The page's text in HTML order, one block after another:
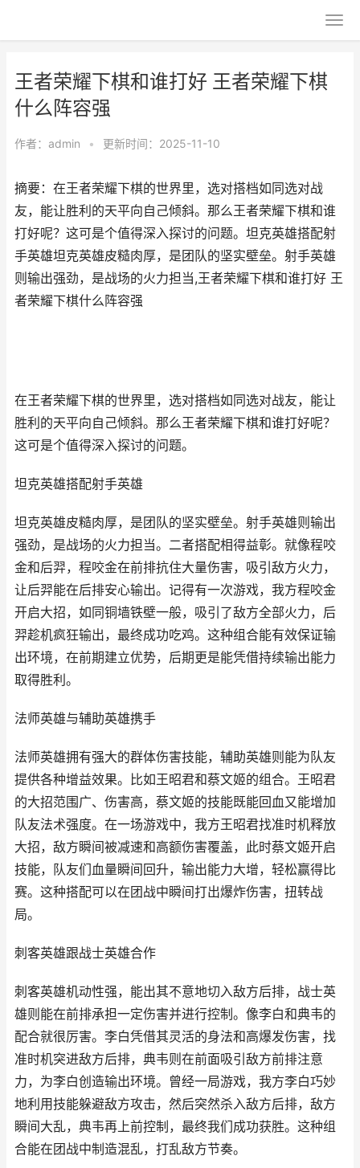
王者荣耀下棋和谁打好 王者荣耀下棋
什么阵容强
作者： admin • 更新时间：2025-11-10
摘要：在王者荣耀下棋的世界里，选对搭档如同选对战
友，能让胜利的天平向自己倾斜。那么王者荣耀下棋和谁
打好呢？这可是个值得深入探讨的问题。坦克英雄搭配射
手英雄坦克英雄皮糙肉厚，是团队的坚实壁垒。射手英雄
则输出强劲，是战场的火力担当,王者荣耀下棋和谁打好 王
者荣耀下棋什么阵容强
在王者荣耀下棋的世界里，选对搭档如同选对战友，能让
胜利的天平向自己倾斜。那么王者荣耀下棋和谁打好呢？
这可是个值得深入探讨的问题。
坦克英雄搭配射手英雄
坦克英雄皮糙肉厚，是团队的坚实壁垒。射手英雄则输出
强劲，是战场的火力担当。二者搭配相得益彰。就像程咬
金和后羿，程咬金在前排抗住大量伤害，吸引敌方火力，
让后羿能在后排安心输出。记得有一次游戏，我方程咬金
开启大招，如同铜墙铁壁一般，吸引了敌方全部火力，后
羿趁机疯狂输出，最终成功吃鸡。这种组合能有效保证输
出环境，在前期建立优势，后期更是能凭借持续输出能力
取得胜利。
法师英雄与辅助英雄携手
法师英雄拥有强大的群体伤害技能，辅助英雄则能为队友
提供各种增益效果。比如王昭君和蔡文姬的组合。王昭君
的大招范围广、伤害高，蔡文姬的技能既能回血又能增加
队友法术强度。在一场游戏中，我方王昭君找准时机释放
大招，敌方瞬间被减速和高额伤害覆盖，此时蔡文姬开启
技能，队友们血量瞬间回升，输出能力大增，轻松赢得比
赛。这种搭配可以在团战中瞬间打出爆炸伤害，扭转战
局。
刺客英雄跟战士英雄合作
刺客英雄机动性强，能出其不意地切入敌方后排，战士英
雄则能在前排承担一定伤害并进行控制。像李白和典韦的
配合就很厉害。李白凭借其灵活的身法和高爆发伤害，找
准时机突进敌方后排，典韦则在前面吸引敌方前排注意
力，为李白创造输出环境。曾经一局游戏，我方李白巧妙
地利用技能躲避敌方攻击，然后突然杀入敌方后排，敌方
瞬间大乱，典韦再上前控制，最终我们成功获胜。这种组
合能在团战中制造混乱，打乱敌方节奏。